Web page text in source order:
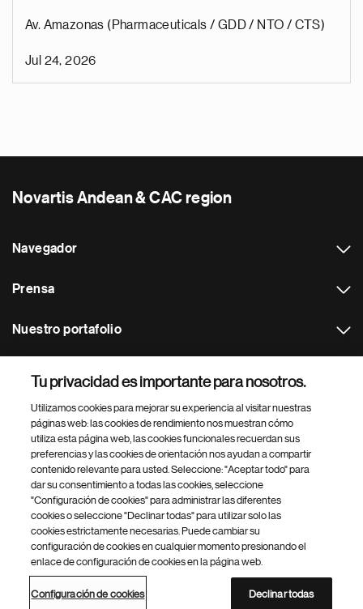
Av. Amazonas (Pharmaceuticals / GDD / NTO / CTS)
Jul 24, 2026
Novartis Andean & CAC region
Navegador
Prensa
Nuestro portafolio
Footer Site Search
inferior
del
© 2026 Novartis AG
Política de privacidad Términos de uso
Accesibilidad
Configuración de cookies
Mapa del sitio
Tu privacidad es importante para nosotros.
Utilizamos cookies para mejorar su experiencia al visitar nuestras
páginas web: las cookies de rendimiento nos muestran cómo
utiliza esta página web, las cookies funcionales recuerdan sus
preferencias y las cookies de orientación nos ayudan a compartir
contenido relevante para usted. Seleccione: "Aceptar todo" para
dar su consentimiento a todas las cookies, seleccione
"Configuración de cookies" para administrar las diferentes
cookies o seleccione "Declinar todas" para utilizar solo las
cookies estrictamente necesarias. Puede cambiar su
configuración de cookies en cualquier momento presionando el
enlace de configuración de cookies en la página web.
Configuración de cookies Declinar todas